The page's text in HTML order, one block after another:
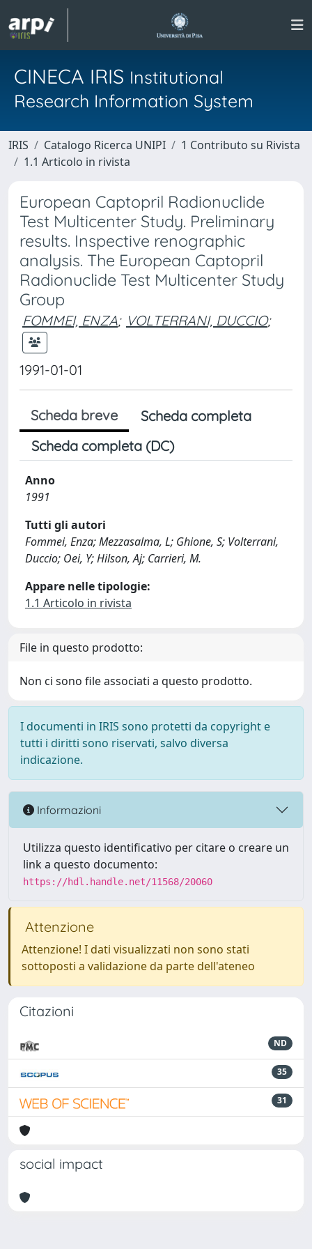
CINECA IRIS Institutional
Research Information System
IRIS Catalogo Ricerca UNIPI
1 Contributo su Rivista
1.1 Articolo in rivista
European Captopril Radionuclide
Test Multicenter Study. Preliminary
results. Inspective renographic
analysis. The European Captopril
Radionuclide Test Multicenter Study
Group
FOMMEI, ENZA; VOLTERRANI, DUCCIO;
1991-01-01
Scheda breve
Scheda completa
Scheda completa (DC)
Anno
1991
Tutti gli autori
Fommei, Enza; Mezzasalma, L; Ghione, S; Volterrani,
Duccio; Oei, Y; Hilson, Aj; Carrieri, M.
Appare nelle tipologie:
1.1 Articolo in rivista
File in questo prodotto:
Non ci sono file associati a questo prodotto.
I documenti in IRIS sono protetti da copyright e
tutti i diritti sono riservati, salvo diversa
indicazione.
Informazioni
Utilizza questo identificativo per citare o creare un
link a questo documento:
https://hdl.handle.net/11568/20060
Attenzione
Attenzione! I dati visualizzati non sono stati
sottoposti a validazione da parte dell'ateneo
Citazioni
ND
35
31
social impact